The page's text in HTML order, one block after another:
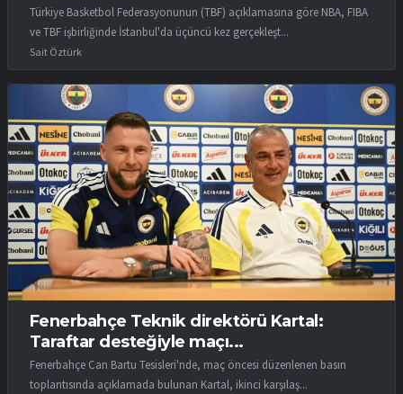
Türkiye Basketbol Federasyonunun (TBF) açıklamasına göre NBA, FIBA
ve TBF işbirliğinde İstanbul'da üçüncü kez gerçekleşt...
Sait Öztürk
Fenerbahçe Teknik direktörü Kartal:
Taraftar desteğiyle maçı...
Fenerbahçe Can Bartu Tesisleri'nde, maç öncesi düzenlenen basın
toplantısında açıklamada bulunan Kartal, ikinci karşılaş...